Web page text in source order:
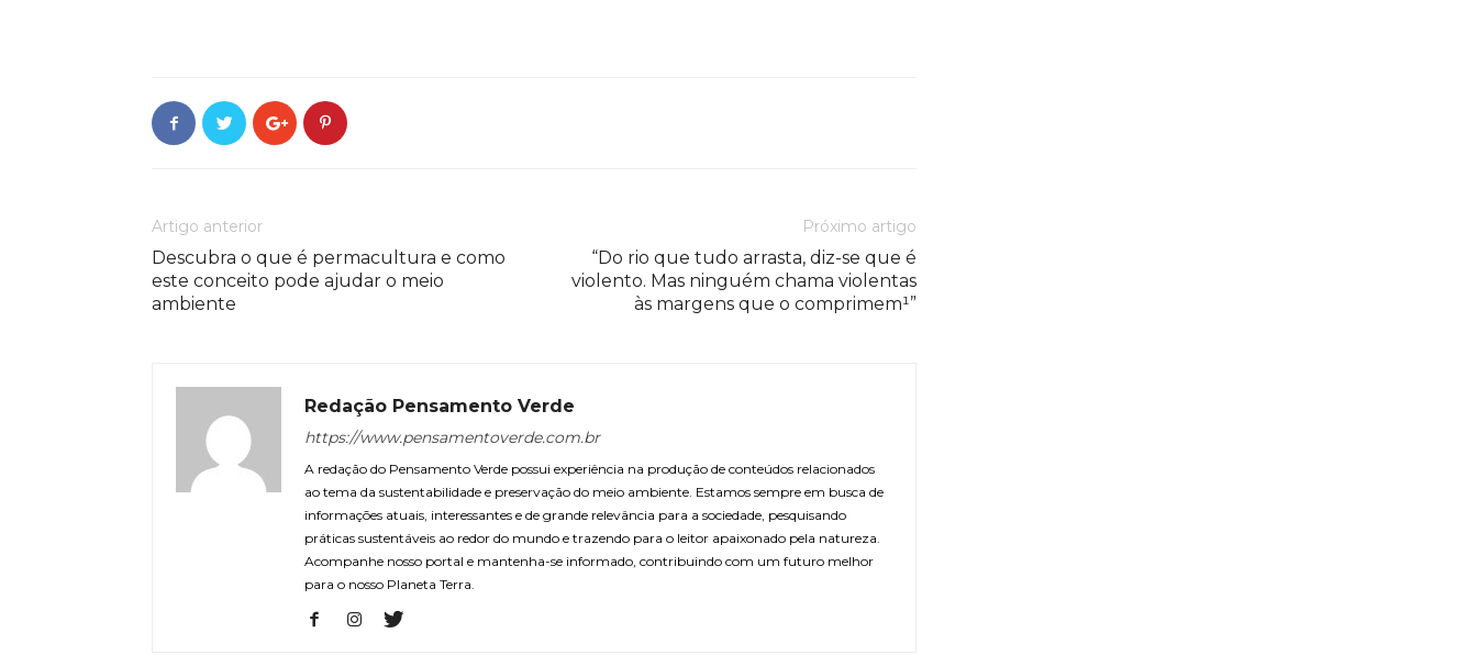
Artigo anterior
Descubra o que é permacultura e como
este conceito pode ajudar o meio
ambiente
Próximo artigo
“Do rio que tudo arrasta, diz-se que é
violento. Mas ninguém chama violentas
às margens que o comprimem¹”
Redação Pensamento Verde
https://www.pensamentoverde.com.br
A redação do Pensamento Verde possui experiência na produção de conteúdos relacionados
ao tema da sustentabilidade e preservação do meio ambiente. Estamos sempre em busca de
informações atuais, interessantes e de grande relevância para a sociedade, pesquisando
práticas sustentáveis ao redor do mundo e trazendo para o leitor apaixonado pela natureza.
Acompanhe nosso portal e mantenha-se informado, contribuindo com um futuro melhor
para o nosso Planeta Terra.